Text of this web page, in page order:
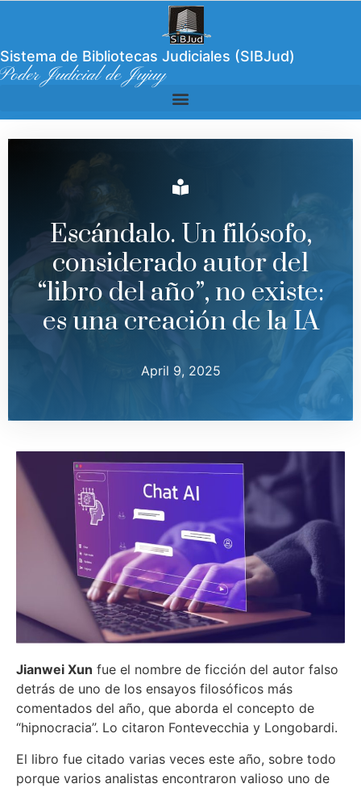
Sistema de Bibliotecas Judiciales (SIBJud)
Poder Judicial de Jujuy
Escándalo. Un filósofo,
considerado autor del
“libro del año”, no existe:
es una creación de la IA
April 9, 2025
Jianwei Xun fue el nombre de ficción del autor falso
detrás de uno de los ensayos filosóficos más
comentados del año, que aborda el concepto de
“hipnocracia”. Lo citaron Fontevecchia y Longobardi.
El libro fue citado varias veces este año, sobre todo
porque varios analistas encontraron valioso uno de